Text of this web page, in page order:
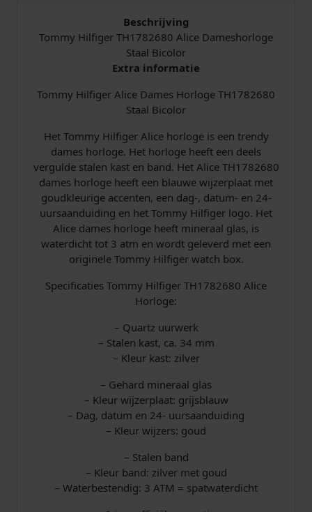
Beschrijving
Tommy Hilfiger TH1782680 Alice Dameshorloge
Staal Bicolor
Extra informatie
Tommy Hilfiger Alice Dames Horloge TH1782680
Staal Bicolor
Het Tommy Hilfiger Alice horloge is een trendy
dames horloge. Het horloge heeft een deels
vergulde stalen kast en band. Het Alice TH1782680
dames horloge heeft een blauwe wijzerplaat met
goudkleurige accenten, een dag-, datum- en 24-
uursaanduiding en het Tommy Hilfiger logo. Het
Alice dames horloge heeft mineraal glas, is
waterdicht tot 3 atm en wordt geleverd met een
originele Tommy Hilfiger watch box.
Specificaties Tommy Hilfiger TH1782680 Alice
Horloge:
– Quartz uurwerk
– Stalen kast, ca. 34 mm
– Kleur kast: zilver
– Gehard mineraal glas
– Kleur wijzerplaat: grijsblauw
– Dag, datum en 24- uursaanduiding
– Kleur wijzers: goud
– Stalen band
– Kleur band: zilver met goud
– Waterbestendig: 3 ATM = spatwaterdicht